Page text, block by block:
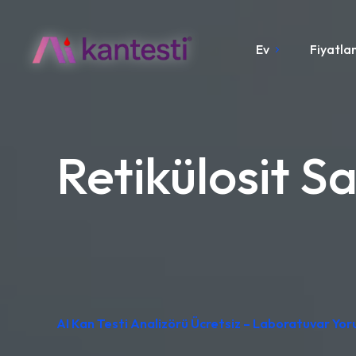
Ev
Retikülosit
AI Kan Testi Analizörü Ücretsiz – Laboratuvar